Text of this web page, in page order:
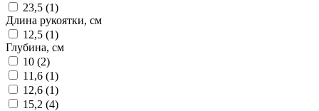
23,5 (1)
Длина рукоятки, см
12,5 (1)
Глубина, см
10 (2)
11,6 (1)
12,6 (1)
15,2 (4)